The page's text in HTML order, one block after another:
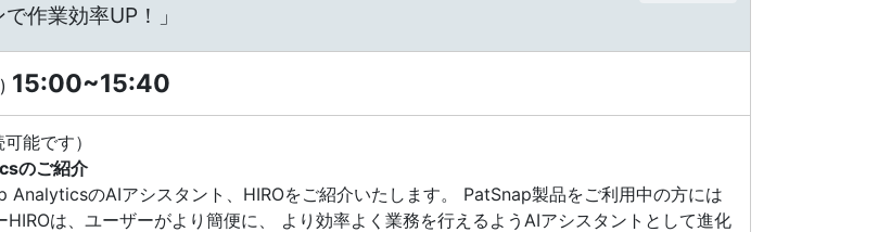
作業効率UP！」
15:00~15:40
能です）
のご紹介
AnalyticsのAIアシスタント、HIROをご紹介いたします。 PatSnap製品をご利用中の方には
HIROは、ユーザーがより簡便に、 より効率よく業務を行えるようAIアシスタントとして進化